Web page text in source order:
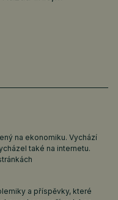
na ekonomiku. Vychází
také na internetu.
a příspěvky, které